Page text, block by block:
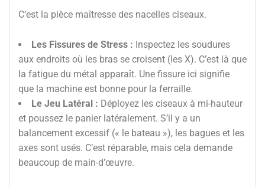
C’est la pièce maîtresse des nacelles ciseaux.
Les Fissures de Stress : Inspectez les soudures
aux endroits où les bras se croisent (les X). C’est là que
la fatigue du métal apparaît. Une fissure ici signifie
que la machine est bonne pour la ferraille.
Le Jeu Latéral : Déployez les ciseaux à mi-hauteur
et poussez le panier latéralement. S’il y a un
balancement excessif (« le bateau »), les bagues et les
axes sont usés. C’est réparable, mais cela demande
beaucoup de main-d’œuvre.